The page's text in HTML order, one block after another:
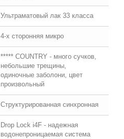
Ультраматовый лак 33 класса
4-х сторонняя микро
***** COUNTRY - много сучков,
небольшие трещины,
одиночные заболони, цвет
произвольный
Структурированная синхронная
Drop Lock i4F - надежная
водонепроницаемая система